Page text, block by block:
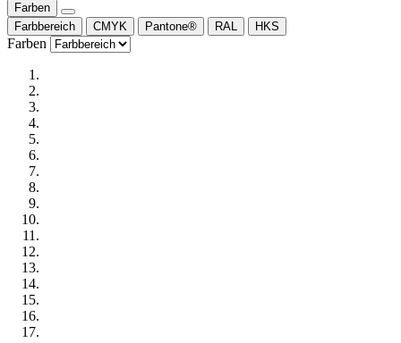
Farben
Farbbereich
CMYK Pantone® RAL HKS
Farben